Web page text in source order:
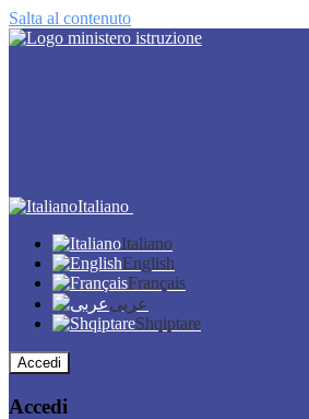
Salta al contenuto
Italiano
Italiano
English
Français
عربى
Shqiptare
Accedi
Accedi